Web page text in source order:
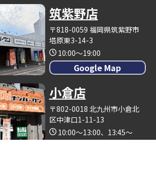
筑紫野店
〒818-0059 福岡県筑紫野市
塔原東3-14-3
10:00～19:00
Google Map
小倉店
〒802-0018 北九州市小倉北
区中津口1-11-13
10:00～13:00、13:45～
19:00（木曜日定休）